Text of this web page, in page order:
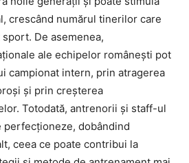
crescând numărul tinerilor care
De asemenea,
ale echipelor românești pot
campionat intern, prin atragerea
și prin creșterea
Totodată, antrenorii și staff-ul
perfecționeze, dobândind
ceea ce poate contribui la